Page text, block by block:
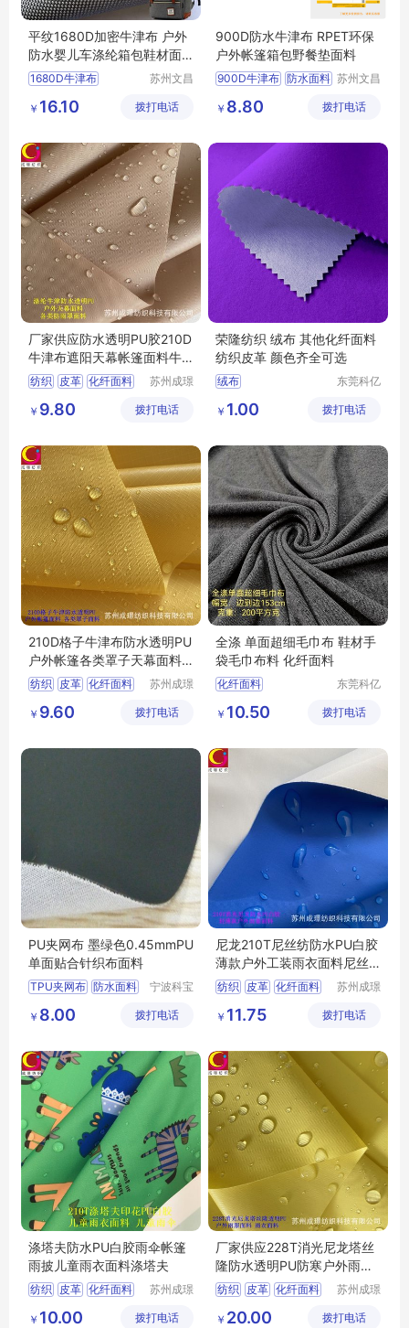
平纹1680D加密牛津布 户外
防水婴儿车涤纶箱包鞋材面
料
1680D牛津布
鞋材面料
苏州文昌
有限公司
￥ 16.10 拨打电话
900D防水牛津布 RPET环保
户外帐篷箱包野餐垫面料
900D牛津布 防水面料
grs面料
苏州文昌
有限公司
￥ 8.80 拨打电话
厂家供应防水透明PU胶210D
牛津布遮阳天幕帐篷面料牛
津布
纺织 皮革 化纤面料
苏州成璟
有限公司
￥ 9.80 拨打电话
荣隆纺织 绒布 其他化纤面料
纺织皮革 颜色齐全可选
绒布
东莞科亿
公司
￥ 1.00 拨打电话
210D格子牛津布防水透明PU
户外帐篷各类罩子天幕面料2
10D牛津布
纺织 皮革 化纤面料
苏州成璟
有限公司
￥ 9.60 拨打电话
全涤 单面超细毛巾布 鞋材手
袋毛巾布料 化纤面料
化纤面料
东莞科亿
公司
￥ 10.50 拨打电话
PU夹网布 墨绿色0.45mmPU
单面贴合针织布面料
TPU夹网布 防水面料
箱包面料
宁波科宝
有限公司
￥ 8.00 拨打电话
尼龙210T尼丝纺防水PU白胶
薄款户外工装雨衣面料尼丝
纺
纺织 皮革 化纤面料
苏州成璟
有限公司
￥ 11.75 拨打电话
涤塔夫防水PU白胶雨伞帐篷
雨披儿童雨衣面料涤塔夫
纺织 皮革 化纤面料
苏州成璟
有限公司
￥ 10.00 拨打电话
厂家供应228T消光尼龙塔丝
隆防水透明PU防寒户外雨衣
面料塔丝隆
纺织 皮革 化纤面料
苏州成璟
有限公司
￥ 20.00 拨打电话